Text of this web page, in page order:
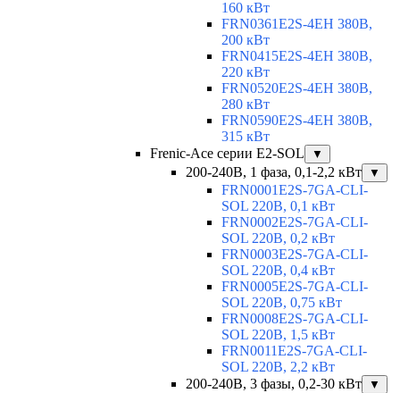
160 кВт
FRN0361E2S-4EH 380В,
200 кВт
FRN0415E2S-4EH 380В,
220 кВт
FRN0520E2S-4EH 380В,
280 кВт
FRN0590E2S-4EH 380В,
315 кВт
Frenic-Ace серии E2-SOL
▼
200-240В, 1 фаза, 0,1-2,2 кВт ▼
FRN0001E2S-7GA-CLI-
SOL 220В, 0,1 кВт
FRN0002E2S-7GA-CLI-
SOL 220В, 0,2 кВт
FRN0003E2S-7GA-CLI-
SOL 220В, 0,4 кВт
FRN0005E2S-7GA-CLI-
SOL 220В, 0,75 кВт
FRN0008E2S-7GA-CLI-
SOL 220В, 1,5 кВт
FRN0011E2S-7GA-CLI-
SOL 220В, 2,2 кВт
200-240В, 3 фазы, 0,2-30 кВт
▼